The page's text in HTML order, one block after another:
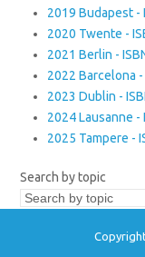
2019 Budapest -
2020 Twente -
2021 Berlin -
2022 Barcelona
2023 Dublin -
2024 Lausanne
2025 Tampere -
Search by topic